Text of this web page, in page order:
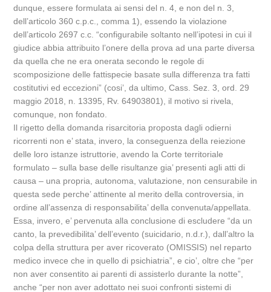
dunque, essere formulata ai sensi del n. 4, e non del n. 3,
dell’articolo 360 c.p.c., comma 1), essendo la violazione
dell’articolo 2697 c.c. “configurabile soltanto nell’ipotesi in cui il
giudice abbia attribuito l’onere della prova ad una parte diversa
da quella che ne era onerata secondo le regole di
scomposizione delle fattispecie basate sulla differenza tra fatti
costitutivi ed eccezioni” (cosi’, da ultimo, Cass. Sez. 3, ord. 29
maggio 2018, n. 13395, Rv. 64903801), il motivo si rivela,
comunque, non fondato.
Il rigetto della domanda risarcitoria proposta dagli odierni
ricorrenti non e’ stata, invero, la conseguenza della reiezione
delle loro istanze istruttorie, avendo la Corte territoriale
formulato – sulla base delle risultanze gia’ presenti agli atti di
causa – una propria, autonoma, valutazione, non censurabile in
questa sede perche’ attinente al merito della controversia, in
ordine all’assenza di responsabilita’ della convenuta/appellata.
Essa, invero, e’ pervenuta alla conclusione di escludere “da un
canto, la prevedibilita’ dell’evento (suicidario, n.d.r.), dall’altro la
colpa della struttura per aver ricoverato (OMISSIS) nel reparto
medico invece che in quello di psichiatria”, e cio’, oltre che “per
non aver consentito ai parenti di assisterlo durante la notte”,
anche “per non aver adottato nei suoi confronti sistemi di